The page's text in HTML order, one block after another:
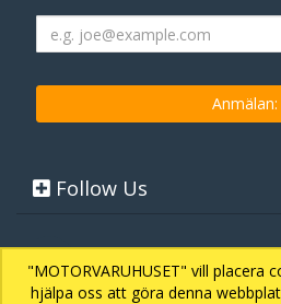
"MOTORVARUHUSET" vill
hjälpa oss att göra denna
Follow Us